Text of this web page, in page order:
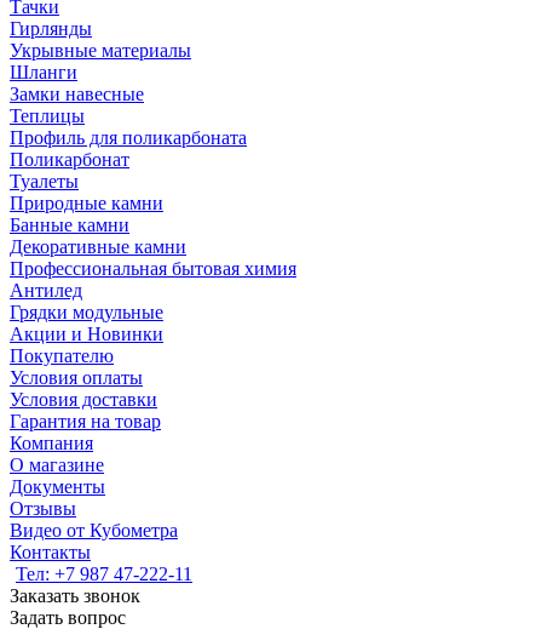
Тачки
Гирлянды
Укрывные материалы
Шланги
Замки навесные
Теплицы
Профиль для поликарбоната
Поликарбонат
Туалеты
Природные камни
Банные камни
Декоративные камни
Профессиональная бытовая химия
Антилед
Грядки модульные
Акции и Новинки
Покупателю
Условия оплаты
Условия доставки
Гарантия на товар
Компания
О магазине
Документы
Отзывы
Видео от Кубометра
Контакты
Тел: +7 987 47-222-11
Заказать звонок
Задать вопрос